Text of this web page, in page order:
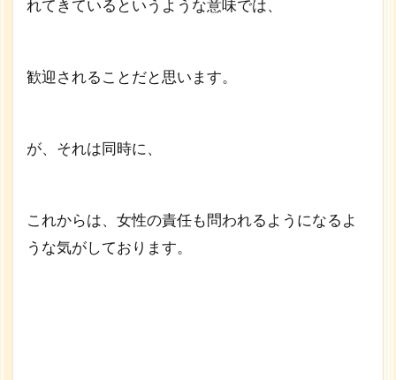
れてきているというような意味では、
歓迎されることだと思います。
が、それは同時に、
これからは、女性の責任も問われるようになるよ
うな気がしております。